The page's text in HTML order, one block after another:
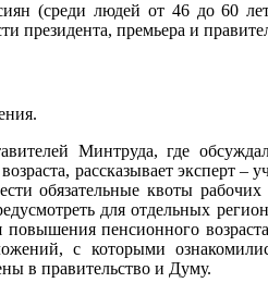
(среди людей от 46 до 60
президента, премьера и
Минтруда, где
рассказывает эксперт –
обязательные квоты рабочих
для отдельных
пенсионного
с которыми
в правительство и Думу.